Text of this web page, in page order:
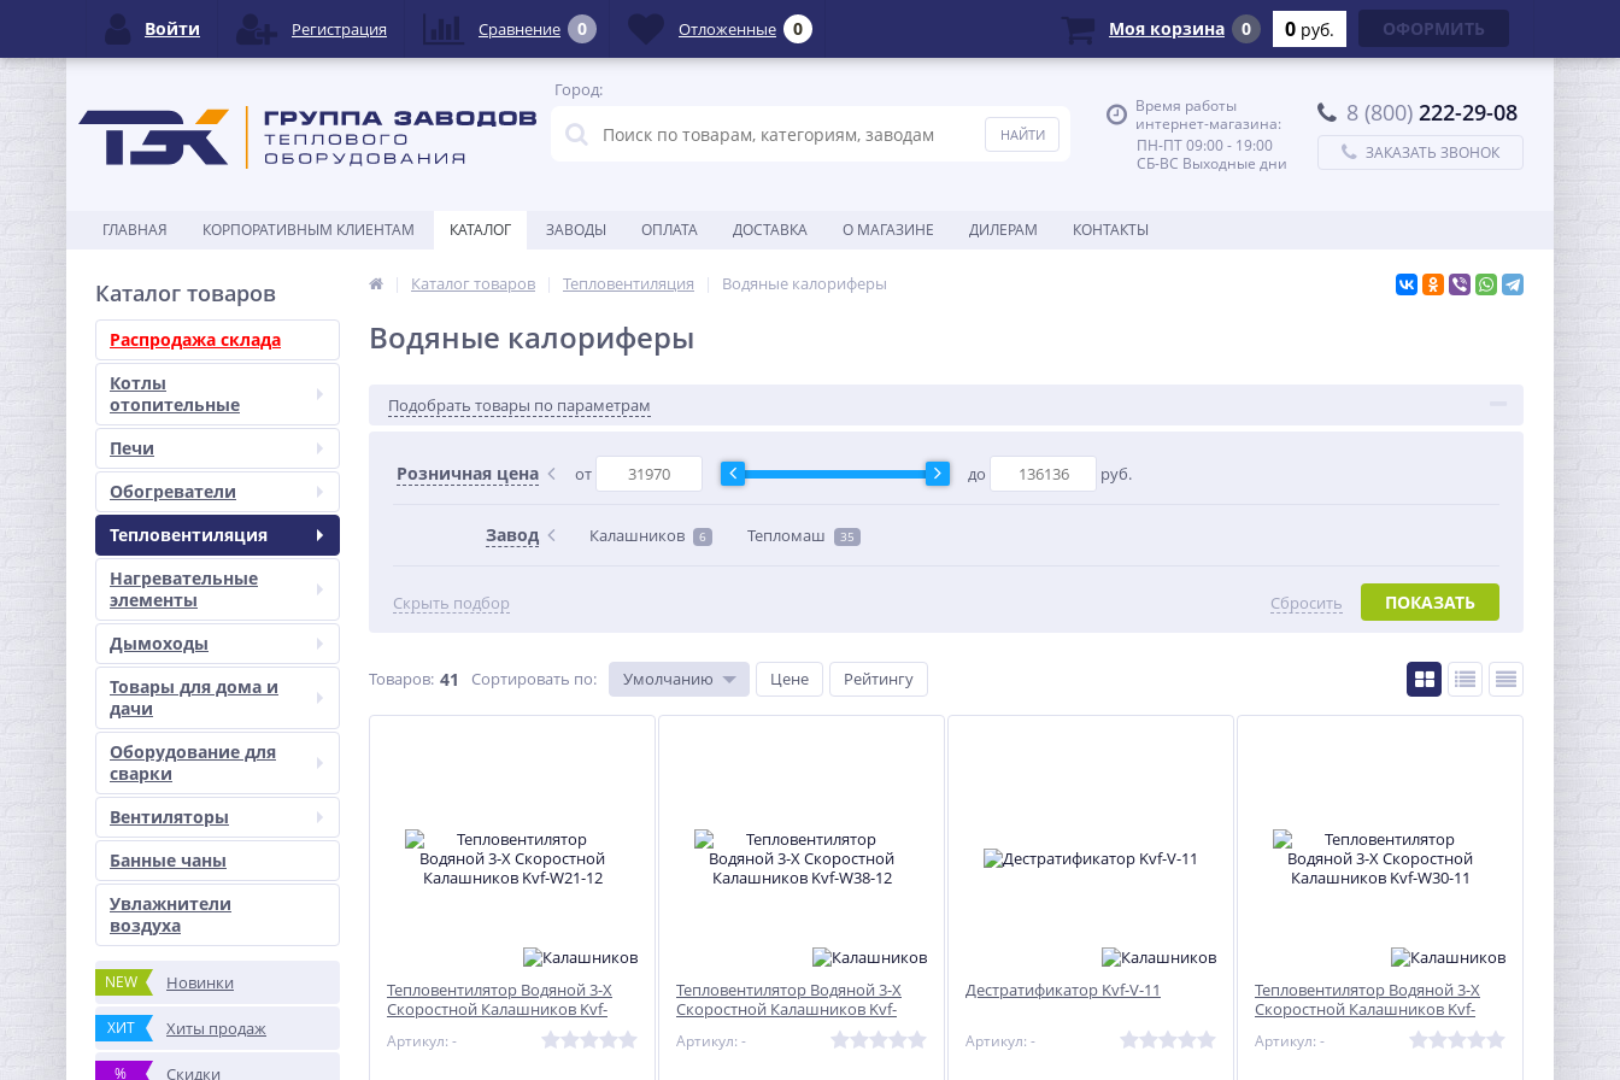
Город:
Время работы
интернет-магазина:
ПН-ПТ 09:00 - 19:00
СБ-ВС Выходные дни
8 (800) 222-29-08
ЗАКАЗАТЬ ЗВОНОК
ГЛАВНАЯ КОРПОРАТИВНЫМ КЛИЕНТАМ КАТАЛОГ ЗАВОДЫ ОПЛАТА ДОСТАВКА О МАГАЗИНЕ ДИЛЕРАМ КОНТАКТЫ
Каталог товаров
Распродажа склада
Котлы
отопительные
Печи
Обогреватели
Тепловентиляция
Нагревательные
элементы
Дымоходы
Товары для дома и
дачи
Оборудование для
сварки
Вентиляторы
Банные чаны
Увлажнители
воздуха
NEW Новинки
ХИТ Хиты продаж
% Скидки
Каталог товаров Тепловентиляция Водяные калориферы
Водяные калориферы
Подобрать товары по параметрам
Розничная цена от до руб.
Завод Калашников 6 Тепломаш 35
Скрыть подбор ПОКАЗАТЬ
Сбросить
Товаров: 41 Сортировать по: Умолчанию Цене Рейтингу
Тепловентилятор Водяной 3-Х
Скоростной Калашников Kvf-
Артикул: -
Тепловентилятор Водяной 3-Х
Скоростной Калашников Kvf-
Артикул: -
Дестратификатор Kvf-V-11
Артикул: -
Тепловентилятор Водяной 3-Х
Скоростной Калашников Kvf-
Артикул: -
Войти Регистрация Сравнение 0 Отложенные 0 Моя корзина 0 0 руб. ОФОРМИТЬ